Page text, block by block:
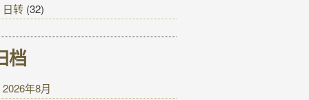
日转 (32)
档
2026年8月